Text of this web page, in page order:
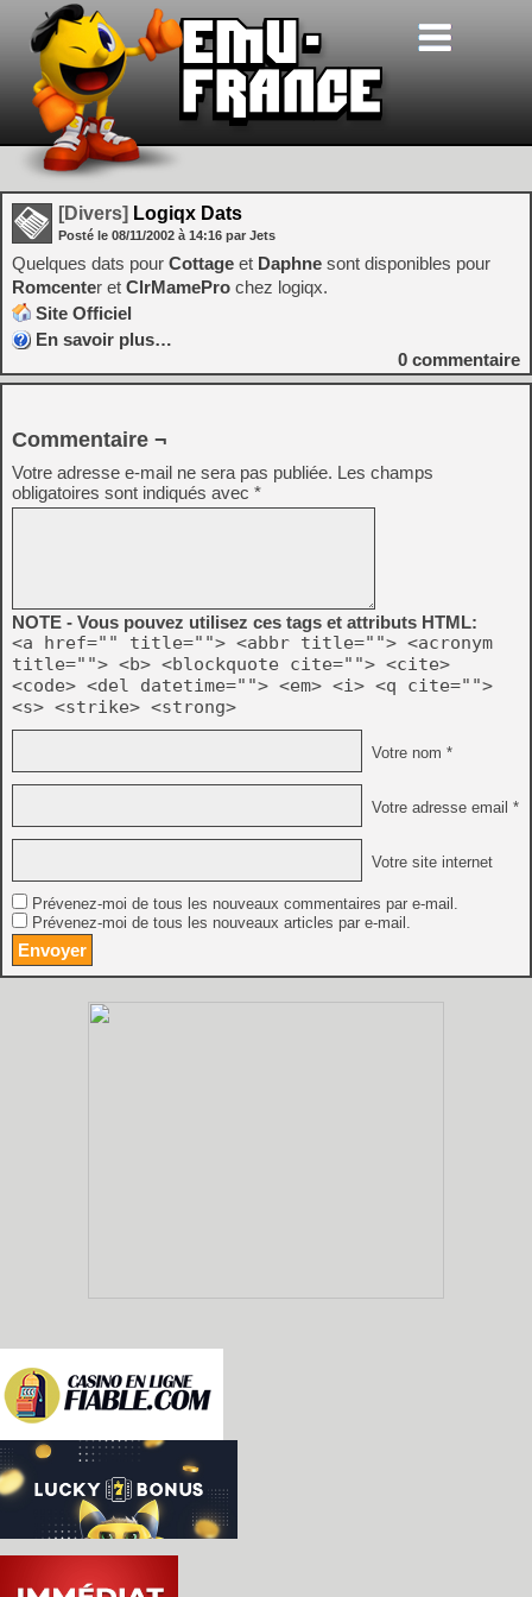
[Divers] Logiqx Dats
Posté le 08/11/2002 à 14:16 par Jets
Quelques dats pour Cottage et Daphne sont disponibles pour
Romcenter et ClrMamePro chez logiqx.
Site Officiel
En savoir plus…
0 commentaire
Commentaire ¬
Votre adresse e-mail ne sera pas publiée. Les champs
obligatoires sont indiqués avec *
NOTE - Vous pouvez utilisez ces tags et attributs HTML:
<a href="" title=""> <abbr title=""> <acronym
title=""> <b> <blockquote cite=""> <cite>
<code> <del datetime=""> <em> <i> <q cite="">
<s> <strike> <strong>
Votre nom *
Votre adresse email *
Votre site internet
Prévenez-moi de tous les nouveaux commentaires par e-mail.
Prévenez-moi de tous les nouveaux articles par e-mail.